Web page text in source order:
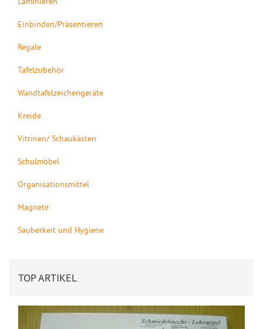
Einbinden/Präsentieren
Regale
Tafelzubehör
Wandtafelzeichengeräte
Kreide
Vitrinen/ Schaukästen
Schulmöbel
Organisationsmittel
Magnete
Sauberkeit und Hygiene
TOP ARTIKEL